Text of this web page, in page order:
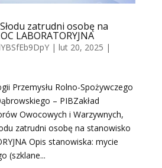
zatrudni osobę na
LABORATORYJNA
| lut 20, 2025 |
Przemysłu Rolno-Spożywczego
– PIBZakład
Owocowych i Warzywnych,
zatrudni osobę na stanowisko
Opis stanowiska: mycie
(szklane...